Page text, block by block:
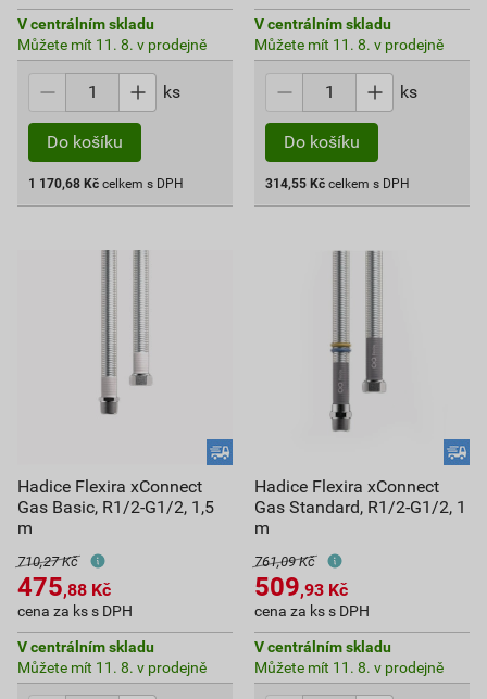
V centrálním skladu
Můžete mít 11. 8. v prodejně
ks
Do košíku
1 170,68 Kč celkem s DPH
V centrálním skladu
Můžete mít 11. 8. v prodejně
ks
Do košíku
314,55 Kč celkem s DPH
Hadice Flexira xConnect
Gas Basic, R1/2-G1/2, 1,5
m
710,27 Kč
475,88 Kč
cena za ks s DPH
V centrálním skladu
Můžete mít 11. 8. v prodejně
Hadice Flexira xConnect
Gas Standard, R1/2-G1/2, 1
m
761,09 Kč
509,93 Kč
cena za ks s DPH
V centrálním skladu
Můžete mít 11. 8. v prodejně